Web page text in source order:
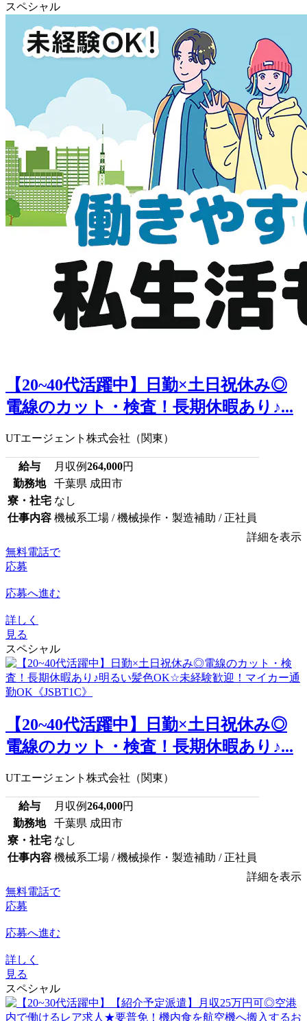
スペシャル
【20~40代活躍中】日勤×土日祝休み◎
電線のカット・検査！長期休暇あり♪...
UTエージェント株式会社（関東）
給与 月収例264,000円
勤務地
千葉県 成田市
寮・社宅 なし
仕事内容 機械系工場 / 機械操作・製造補助 / 正社員
詳細を表示
無料電話で
応募
応募へ進む
詳しく
見る
スペシャル
【20~40代活躍中】日勤×土日祝休み◎
電線のカット・検査！長期休暇あり♪...
UTエージェント株式会社（関東）
給与 月収例264,000円
勤務地
千葉県 成田市
寮・社宅 なし
仕事内容 機械系工場 / 機械操作・製造補助 / 正社員
詳細を表示
無料電話で
応募
応募へ進む
詳しく
見る
スペシャル